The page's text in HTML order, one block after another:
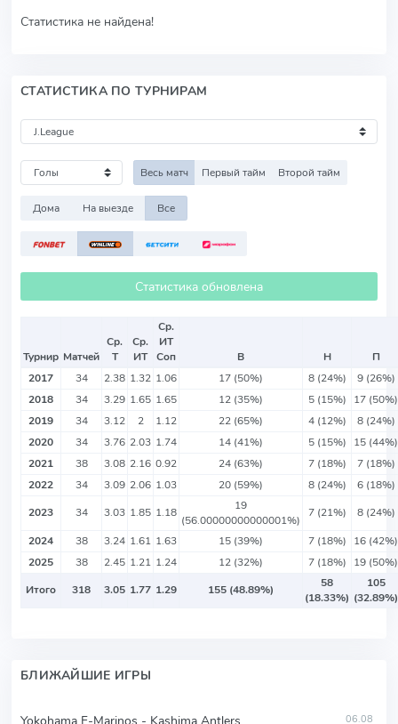
Статистика не найдена!
СТАТИСТИКА ПО ТУРНИРАМ
Весь матч Первый тайм Второй тайм
Дома На выезде Все
Статистика обновлена
Турнир Матчей
Ср.
Т
Ср.
ИТ
Ср.
ИТ
Соп
В Н
П
2017
34 2.38 1.32 1.06 17 (50%) 8 (24%)
9 (26%)
2018
34 3.29 1.65 1.65 12 (35%) 5 (15%)
17 (50%)
2019
34 3.12 2 1.12 22 (65%) 4 (12%)
8 (24%)
2020
34 3.76 2.03 1.74 14 (41%) 5 (15%)
15 (44%)
2021
38 3.08 2.16 0.92 24 (63%) 7 (18%)
7 (18%)
2022
34 3.09 2.06 1.03 20 (59%) 8 (24%)
6 (18%)
2023
34 3.03 1.85 1.18
19
(56.00000000000001%)
7 (21%)
8 (24%)
2024
38 3.24 1.61 1.63 15 (39%) 7 (18%)
16 (42%)
2025
38 2.45 1.21 1.24 12 (32%) 7 (18%)
19 (50%)
Итого
318 3.05 1.77 1.29 155 (48.89%)
58
(18.33%)
105
(32.89%)
БЛИЖАЙШИЕ ИГРЫ
06.08